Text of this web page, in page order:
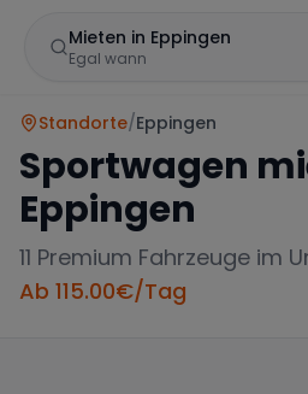
Mieten in Eppingen
Egal wann
Standorte/Eppingen
Sportwagen
Eppingen
11 Premium Fahrzeuge im
Ab 115.00€/Tag